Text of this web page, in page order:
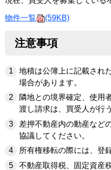
物件一覧 (59KB)
注意事項
地積は公簿上に記載され
場合があります。
隣地との境界確定、使用
渡し請求は、買受人が行
差押不動産内の動産など
協議してください。
所有権移転の際には、登
不動産取得税、固定資産